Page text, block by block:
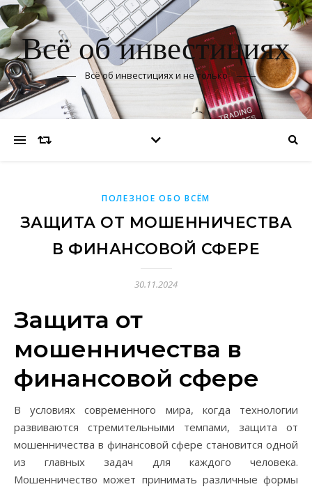
Всё об инвестициях
Всё об инвестициях и не только
ПОЛЕЗНОЕ ОБО ВСЁМ
ЗАЩИТА ОТ МОШЕННИЧЕСТВА
В ФИНАНСОВОЙ СФЕРЕ
30.11.2024
Защита от
мошенничества в
финансовой сфере
В условиях современного мира, когда технологии
развиваются стремительными темпами, защита от
мошенничества в финансовой сфере становится одной
из главных задач для каждого человека.
Мошенничество может принимать различные формы